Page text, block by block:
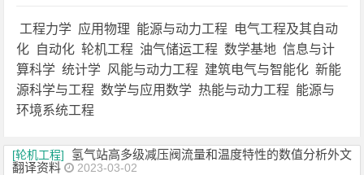
工程力学 应用物理 能源与动力工程
电气工程及其自动
化 自动化 轮机工程 油气储运工程 数学基地 信息与计
算科学 统计学 风能与动力工程 建筑电气与智能化 新能
源科学与工程 数学与应用数学 热能与动力工程 能源与
环境系统工程
[轮机工程]
氢气站高多级减压阀流量和温度特性的数值分析外文
翻译资料
2023-03-02